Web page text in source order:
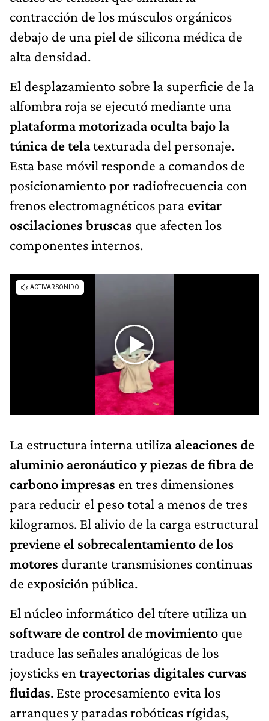
contracción de los músculos orgánicos
debajo de una piel de silicona médica de
alta densidad.
El desplazamiento sobre la superficie de la
alfombra roja se ejecutó mediante una
plataforma motorizada oculta bajo la
túnica de telatexturada del personaje.
Esta base móvil responde a comandos de
posicionamiento por radiofrecuencia con
frenos electromagnéticos para evitar
oscilaciones bruscas que afecten los
componentes internos.
La estructura interna utiliza aleaciones de
aluminio aeronáutico y piezas de fibra de
carbono impresas en tres dimensiones
para reducir el peso total a menos de tres
kilogramos. El alivio de la carga estructural
previene el sobrecalentamiento de los
motores durante transmisiones continuas
de exposición pública.
El núcleo informático del títere utiliza un
software de control de movimiento que
traduce las señales analógicas de los
joysticks en trayectorias digitales curvas
fluidas. Este procesamiento evita los
arranques y paradas robóticas rígidas,